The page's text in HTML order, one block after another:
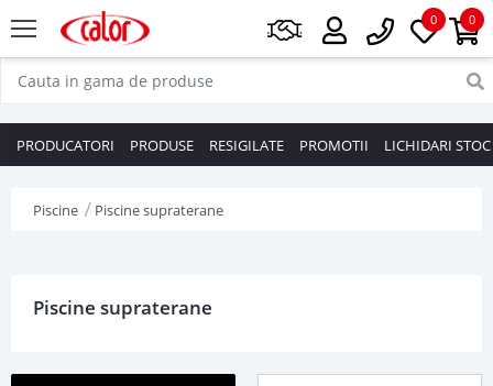
0
0
PRODUCATORI PRODUSE RESIGILATE PROMOTII LICHIDARI STOC
Piscine Piscine supraterane
Piscine supraterane